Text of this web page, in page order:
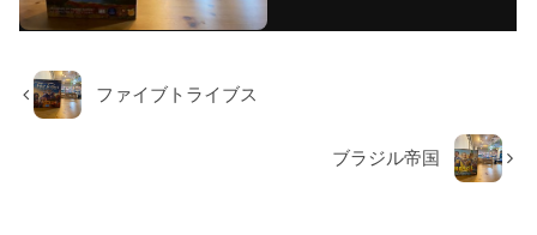
ファイブトライブス
ブラジル帝国